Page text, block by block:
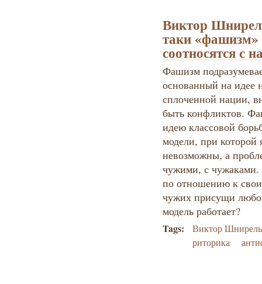
Виктор
таки «фашизм»
соотносятся с
Фашизм
основанный на идее
сплоченной нации,
быть конфликтов.
идею классовой
модели, при
невозможны, а
чужими, с чужаками.
по отношению к
чужих присущи
модель работает?
Tags:
Виктор
риторика